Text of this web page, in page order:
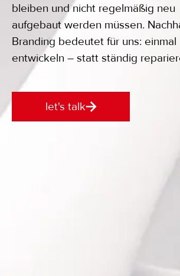
bleiben und nicht regelmäßig neu
aufgebaut werden müssen.
Branding bedeutet für uns: einmal
entwickeln – statt ständig
let's talk